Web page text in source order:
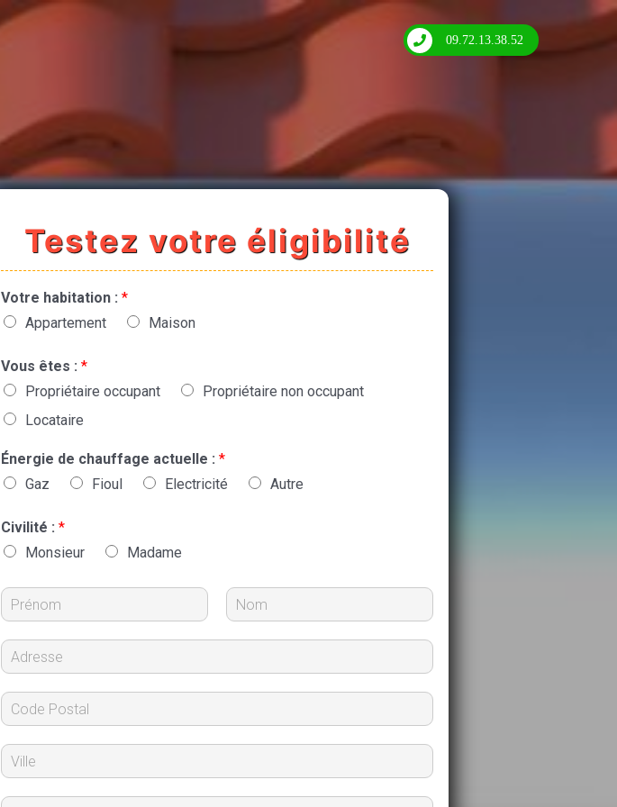
09.72.13.38.52
Testez votre éligibilité
Votre habitation : *
Appartement
Maison
Vous êtes : *
Propriétaire occupant
Propriétaire non occupant
Locataire
Énergie de chauffage actuelle : *
Gaz
Fioul Electricité Autre
Civilité : *
Monsieur
Madame